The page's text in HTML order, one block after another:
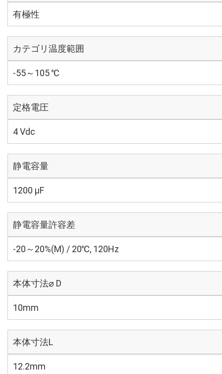
有極性
カテゴリ温度範囲
-55～105 ℃
定格電圧
4 Vdc
静電容量
1200 µF
静電容量許容差
-20～20%(M) / 20℃, 120Hz
本体寸法⌀ D
10mm
本体寸法L
12.2mm